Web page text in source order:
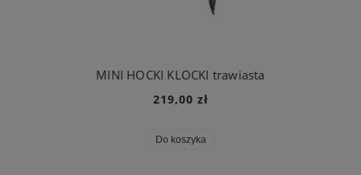
MINI HOCKI KLOCKI trawiasta
219,00 zł
Do koszyka